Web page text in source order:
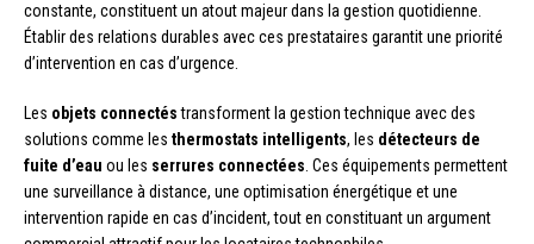
constante, constituent un atout majeur dans la gestion quotidienne.
Établir des relations durables avec ces prestataires garantit une priorité
d’intervention en cas d’urgence.
Les objets connectéstransforment la gestion technique avec des
solutions comme les thermostats intelligents, les détecteurs de
fuite d’eau ou les serrures connectées . Ces équipements permettent
une surveillance à distance, une optimisation énergétique et une
intervention rapide en cas d’incident, tout en constituant un argument